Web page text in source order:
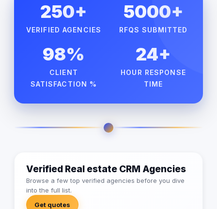
250+
VERIFIED AGENCIES
5000+
RFQS SUBMITTED
98%
CLIENT
SATISFACTION %
24+
HOUR RESPONSE
TIME
Verified Real estate CRM Agencies
Browse a few top verified agencies before you dive
into the full list.
Get quotes